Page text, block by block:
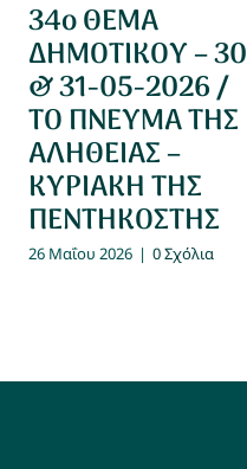
34ο ΘΕΜΑ
ΔΗΜΟΤΙΚΟΥ – 30
& 31-05-2026 /
ΤΟ ΠΝΕΥΜΑ ΤΗΣ
ΑΛΗΘΕΙΑΣ –
ΚΥΡΙΑΚΗ ΤΗΣ
ΠΕΝΤΗΚΟΣΤΗΣ
26 Μαΐου 2026 | 0 Σχόλια